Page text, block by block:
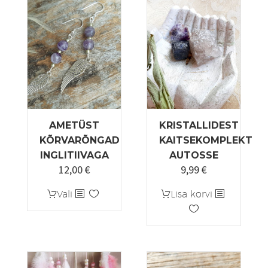
saab
teha
tootelehel.
varianti.
Valikuid
saab
teha
tootelehel.
AMETÜST
KÕRVARÕNGAD
INGLITIIVAGA
12,00€
Vali Sellel
tootel
varianti.
KRISTALLIDEST
KAITSEKOMPLEKT
AUTOSSE
9,99€
Lisa korvi